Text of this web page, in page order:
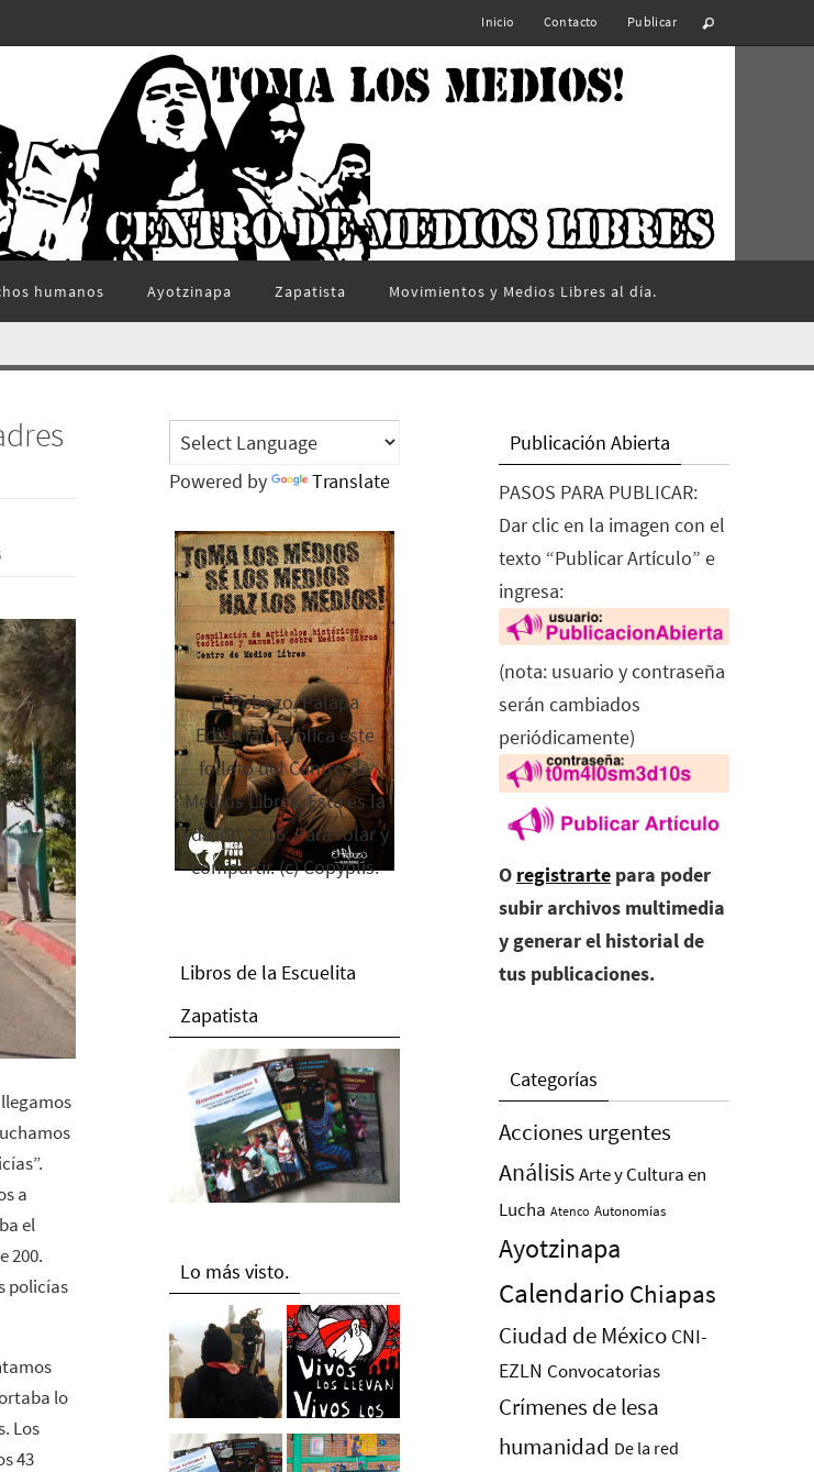
Inicio Contacto Publicar
humanos Ayotzinapa Zapatista Movimientos y Medios Libres al día.
a
el
200.
policías
lo
Los
43
Powered by Translate
El Rebozo, Palapa
Editorial, publica este
folleto del Centro de
Medios Libres. Esta es la
edición 2016. Para rolar y
compartir. (c) Copyplis.
Libros de la Escuelita
Zapatista
Lo más visto.
Publicación Abierta
PASOS PARA PUBLICAR:
Dar clic en la imagen con el
texto “Publicar Artículo” e
ingresa:
(nota: usuario y contraseña
serán cambiados
periódicamente)
O registrarte para poder
subir archivos multimedia
y generar el historial de
tus publicaciones.
Categorías
Acciones urgentes
AnálisisArte y Cultura en
Lucha Atenco Autonomías
Ayotzinapa
Calendario Chiapas
Ciudad de México CNI-
EZLN Convocatorias
Crímenes de lesa
humanidad De la red